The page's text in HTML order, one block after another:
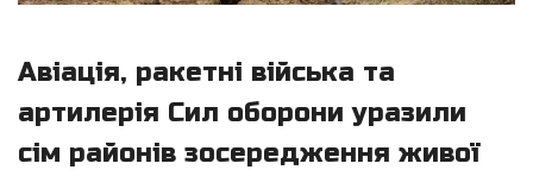
Авіація, ракетні війська та
артилерія Сил оборони уразили
сім районів зосередження живої